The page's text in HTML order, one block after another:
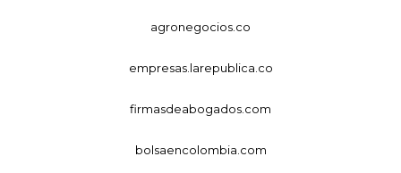
agronegocios.co
empresas.larepublica.co
firmasdeabogados.com
bolsaencolombia.com